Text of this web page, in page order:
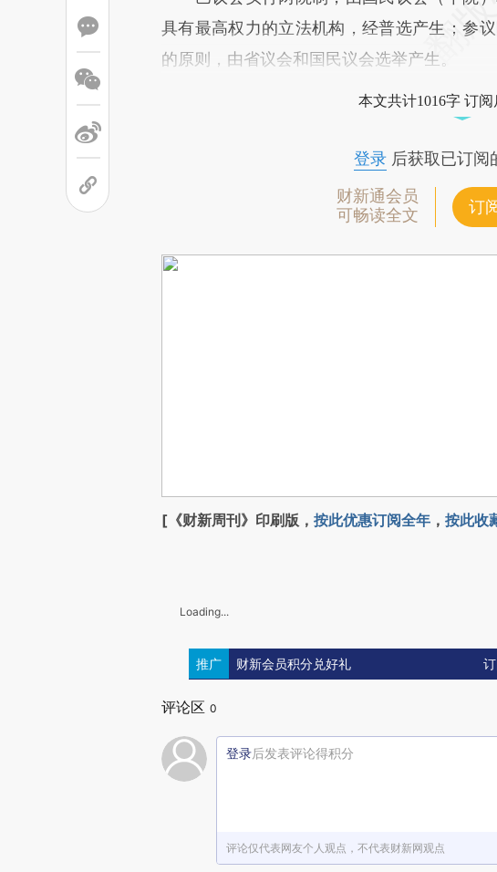
具有最高权力的立法机构，经普选产生；参
的原则，由省议会和国民议会选举产生。
本文共计1016字 订
登录后获取已订阅
财新通会员
可畅读全文
订
[《财新周刊》印刷版， 按此优惠订阅全年 ， 按此收
Loading...
推广 财新会员积分兑好礼
评论区 0
登录后发表评论得积分
评论仅代表网友个人观点，不代表财新网观点